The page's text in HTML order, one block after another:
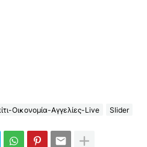
Οικονομία-Αγγελίες-Live Slider